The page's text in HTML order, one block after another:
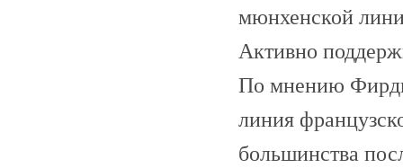
мюнхенской
Активно
По мнению
линия
большинства